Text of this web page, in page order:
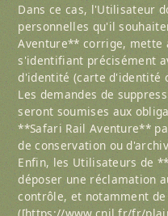
Dans ce cas, l'Utilisateur
personnelles qu'il
Aventure** corrige, mette
s'identifiant précisément
d'identité (carte d'identité
Les demandes de
seront soumises aux
**Safari Rail Aventure**
de conservation ou
Enfin, les Utilisateurs de
déposer une réclamation
contrôle, et notamment
([https://www.cnil.fr/fr/